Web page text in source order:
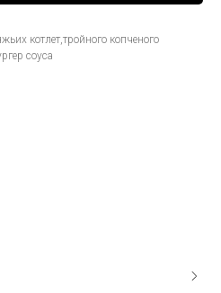
котлет,тройного копченого
соуса